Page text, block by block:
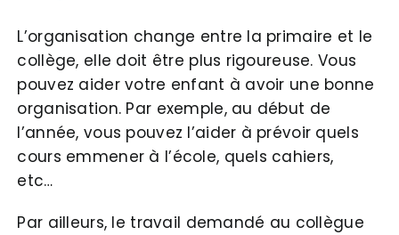
L’organisation change entre la primaire et le
collège, elle doit être plus rigoureuse. Vous
pouvez aider votre enfant à avoir une bonne
organisation. Par exemple, au début de
l’année, vous pouvez l’aider à prévoir quels
cours emmener à l’école, quels cahiers,
etc…
Par ailleurs, le travail demandé au collègue